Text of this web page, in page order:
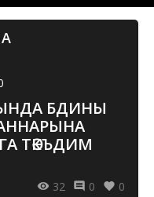
БДИНЫ
ТӘКЪДИМ
32 0 0